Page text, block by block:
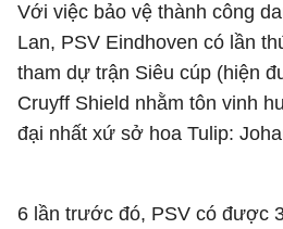
Với việc bảo vệ thành công
Lan, PSV Eindhoven có lần
tham dự trận Siêu cúp (hiện
Cruyff Shield nhằm tôn vinh
đại nhất xứ sở hoa Tulip:
6 lần trước đó, PSV có được